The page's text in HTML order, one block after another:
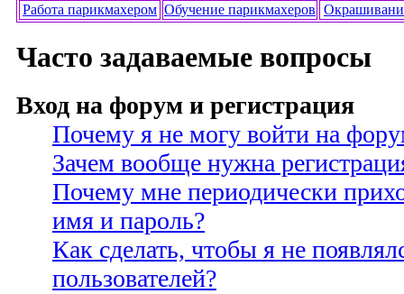
Работа парикмахером Обучение парикмахеров
Часто задаваемые вопросы
Вход на форум и регистрация
Почему я не могу войти на
Зачем вообще нужна
Почему мне периодически
имя и пароль?
Как сделать, чтобы я не
пользователей?